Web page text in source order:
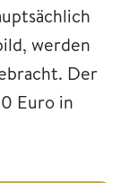
werden
Der
Euro in